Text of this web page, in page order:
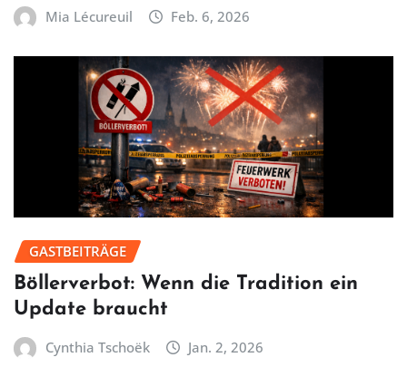
Mia Lécureuil Feb. 6, 2026
GASTBEITRÄGE
Böllerverbot: Wenn die Tradition ein
Update braucht
Cynthia Tschoëk Jan. 2, 2026